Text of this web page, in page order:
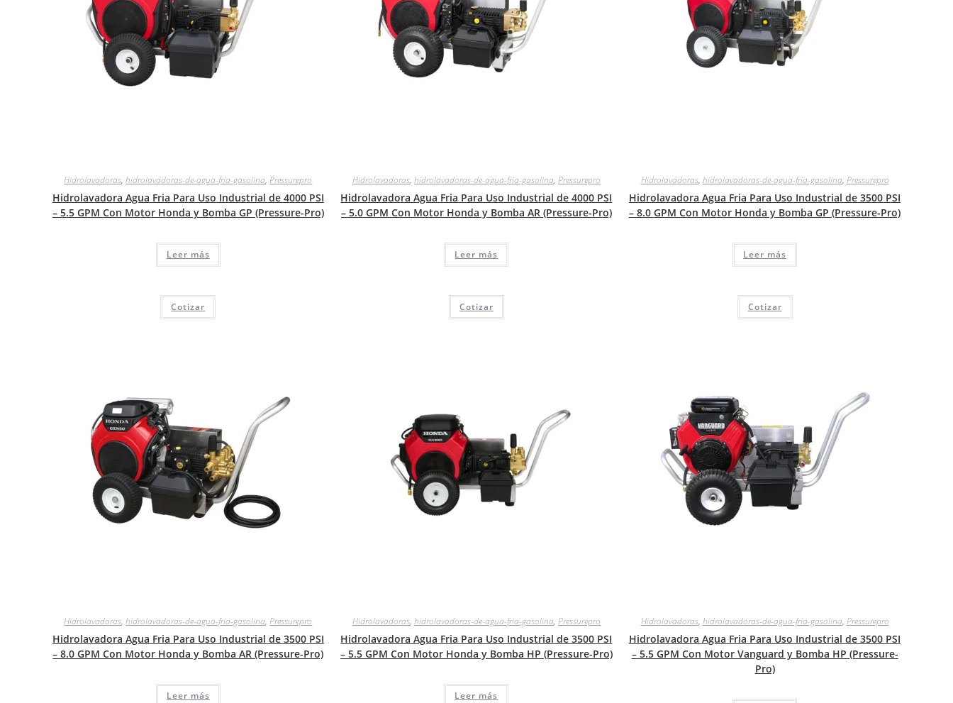
Hidrolavadoras,hidrolavadoras-de-agua-fria-gasolina,Pressurepro
Hidrolavadora Agua Fria Para Uso Industrial de 4000 PSI
– 5.5 GPM Con Motor Honda y Bomba GP (Pressure-Pro)
Leer más
Hidrolavadoras, hidrolavadoras-de-agua-fria-gasolina, Pressurepro
Hidrolavadora Agua Fria Para Uso Industrial de 4000 PSI
– 5.0 GPM Con Motor Honda y Bomba AR (Pressure-Pro)
Leer más
Hidrolavadoras, hidrolavadoras-de-agua-fria-gasolina, Pressurepro
Hidrolavadora Agua Fria Para Uso Industrial de 3500 PSI
– 8.0 GPM Con Motor Honda y Bomba GP (Pressure-Pro)
Leer más
Cotizar
Hidrolavadoras,hidrolavadoras-de-agua-fria-gasolina,Pressurepro
Hidrolavadora Agua Fria Para Uso Industrial de 3500 PSI
– 8.0 GPM Con Motor Honda y Bomba AR (Pressure-Pro)
Leer más
Cotizar
Hidrolavadoras, hidrolavadoras-de-agua-fria-gasolina, Pressurepro
Hidrolavadora Agua Fria Para Uso Industrial de 3500 PSI
– 5.5 GPM Con Motor Honda y Bomba HP (Pressure-Pro)
Leer más
Cotizar
Hidrolavadoras, hidrolavadoras-de-agua-fria-gasolina, Pressurepro
Hidrolavadora Agua Fria Para Uso Industrial de 3500 PSI
– 5.5 GPM Con Motor Vanguard y Bomba HP (Pressure-
Pro)